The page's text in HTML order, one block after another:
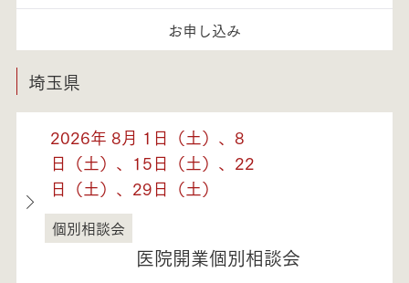
お申し込み
埼玉県
2026年 8月 1日（土）、8
日（土）、15日（土）、22
日（土）、29日（土）
埼玉県
個別相談会
医院開業個別相談会